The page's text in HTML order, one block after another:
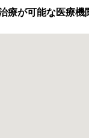
が可能な医療機